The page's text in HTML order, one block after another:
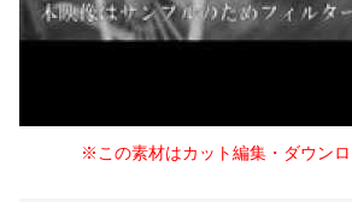
※この素材はカット編集・ダウン